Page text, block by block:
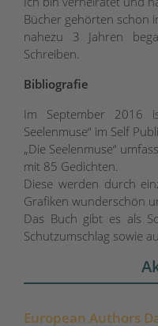
Bücher gehörten schon
nahezu 3 Jahren
Schreiben.
Bibliografie
Im September 2016
Seelenmuse“ im Self
„Die Seelenmuse“
mit 85 Gedichten.
Diese werden durch
Grafiken wunderschön
Das Buch gibt es als
Schutzumschlag sowie
European Authors